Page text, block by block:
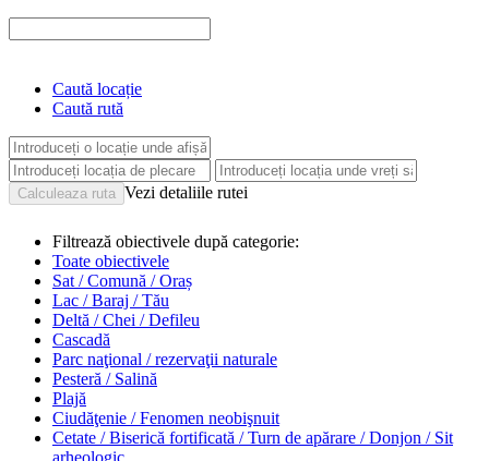
Caută locație
Caută rută
Vezi detaliile rutei
Filtrează obiectivele după categorie:
Toate obiectivele
Sat / Comună / Oraș
Lac / Baraj / Tău
Deltă / Chei / Defileu
Cascadă
Parc naţional / rezervaţii naturale
Pesteră / Salină
Plajă
Ciudăţenie / Fenomen neobişnuit
Cetate / Biserică fortificată / Turn de apărare / Donjon / Sit
arheologic